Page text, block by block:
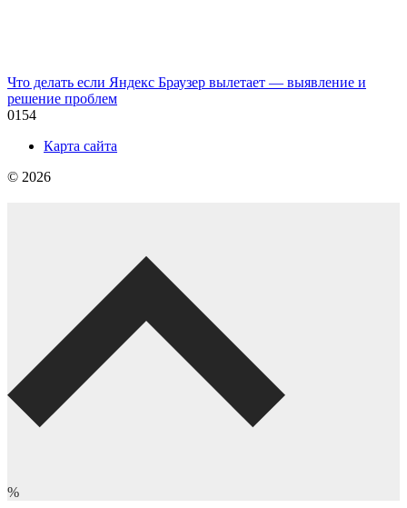
Что делать если Яндекс Браузер вылетает — выявление и
решение проблем
0154
Карта сайта
© 2026
%